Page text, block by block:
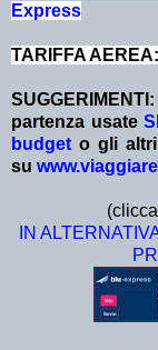
Express
TARIFFA
SUGGERIMENTI:
partenza usate
budget o gli altri
su
IN